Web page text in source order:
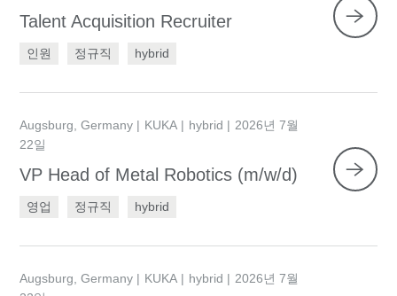
Talent Acquisition Recruiter
인원 정규직 hybrid
Augsburg, Germany KUKA hybrid
2026년 7월
22일
VP Head of Metal Robotics (m/w/d)
영업 정규직 hybrid
Augsburg, Germany KUKA hybrid
2026년 7월